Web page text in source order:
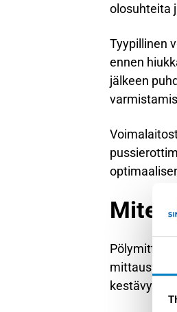
olosuhteita
Tyypillinen
ennen
jälkeen
Miten
kestävyys,